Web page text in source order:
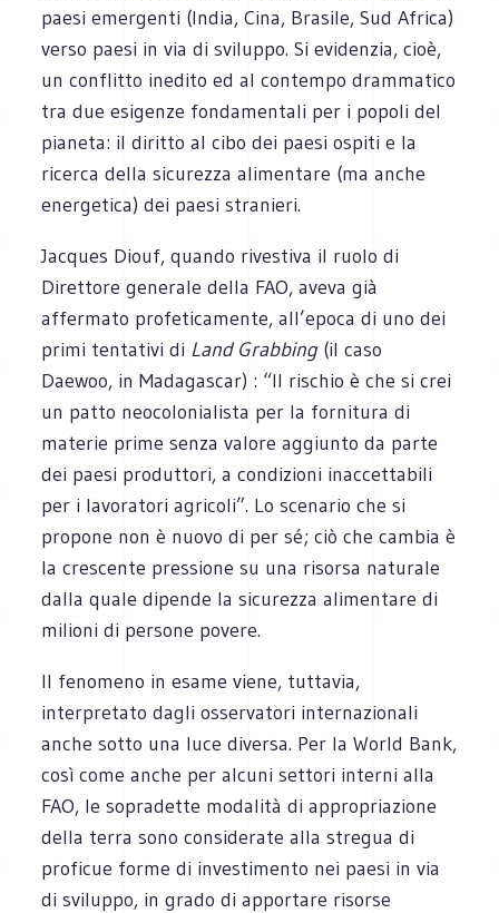
paesi emergenti (India, Cina, Brasile, Sud Africa)
verso paesi in via di sviluppo. Si evidenzia, cioè,
un conflitto inedito ed al contempo drammatico
tra due esigenze fondamentali per i popoli del
pianeta: il diritto al cibo dei paesi ospiti e la
ricerca della sicurezza alimentare (ma anche
energetica) dei paesi stranieri.
Jacques Diouf, quando rivestiva il ruolo di
Direttore generale della FAO, aveva già
affermato profeticamente, all’epoca di uno dei
primi tentativi di Land Grabbing(il caso
Daewoo, in Madagascar) : “Il rischio è che si crei
un patto neocolonialista per la fornitura di
materie prime senza valore aggiunto da parte
dei paesi produttori, a condizioni inaccettabili
per i lavoratori agricoli”. Lo scenario che si
propone non è nuovo di per sé; ciò che cambia è
la crescente pressione su una risorsa naturale
dalla quale dipende la sicurezza alimentare di
milioni di persone povere.
Il fenomeno in esame viene, tuttavia,
interpretato dagli osservatori internazionali
anche sotto una luce diversa. Per la World Bank,
così come anche per alcuni settori interni alla
FAO, le sopradette modalità di appropriazione
della terra sono considerate alla stregua di
proficue forme di investimento nei paesi in via
di sviluppo, in grado di apportare risorse